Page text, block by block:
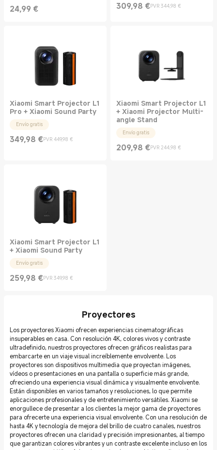
24,99 €
Current Price €24.99 309,98 €
Current Price €309.98
PVR 344,98 €
Precio de mercado 344,98 €
Xiaomi Smart Projector L1
Pro + Xiaomi Sound Party
Envío gratis
349,98 €
Current Price €349.98
PVR 449,98 €
Precio de mercado 449,98 €
Xiaomi Smart Projector L1
+ Xiaomi Projector Multi-
angle Stand
Envío gratis
209,98 €
Current Price €209.98
PVR 244,98 €
Precio de mercado 244,98 €
Xiaomi Smart Projector L1
+ Xiaomi Sound Party
Envío gratis
259,98 €
Current Price €259.98
PVR 349,98 €
Precio de mercado 349,98 €
Proyectores
Los proyectores Xiaomi ofrecen experiencias cinematográficas
insuperables en casa. Con resolución 4K, colores vivos y contraste
ultradefinido, nuestros proyectores ofrecen gráficos realistas para
embarcarte en un viaje visual increíblemente envolvente. Los
proyectores son dispositivos multimedia que proyectan imágenes,
vídeos o presentaciones en una pantalla o superficie más grande,
ofreciendo una experiencia visual dinámica y visualmente envolvente.
Están disponibles en varios tamaños y resoluciones, lo que permite
aplicaciones profesionales y de entretenimiento versátiles. Xiaomi se
enorgullece de presentar a los clientes la mejor gama de proyectores
para ofrecerte una experiencia visual envolvente. Con una resolución de
hasta 4K y tecnología de mejora del brillo de cuatro canales, nuestros
proyectores ofrecen una claridad y precisión impresionantes, al tiempo
que garantizan colores vibrantes y un contraste excelente incluso en los